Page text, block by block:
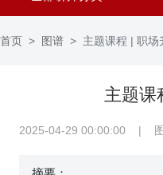
首页 图谱 主题课程 | 职
主题课
2025-04-29 00:00:00 |